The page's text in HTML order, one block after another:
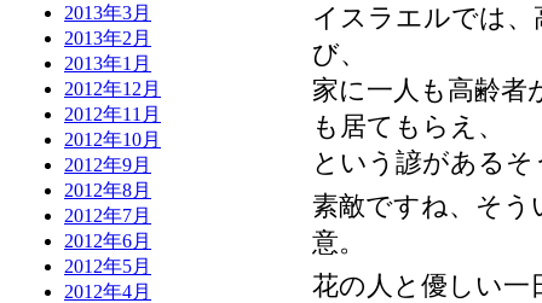
2013年3月
2013年2月
2013年1月
2012年12月
2012年11月
2012年10月
2012年9月
2012年8月
2012年7月
2012年6月
2012年5月
2012年4月
イスラエルでは、
び、
家に一人も高齢者
も居てもらえ、
という諺があるそ
素敵ですね、そう
意。
花の人と優しい一